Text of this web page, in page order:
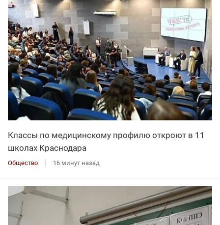
Классы по медицинскому профилю откроют в 11
школах Краснодара
Общество 16 минут назад